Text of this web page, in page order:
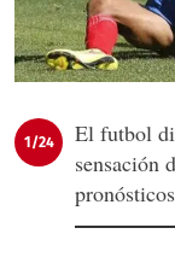
1/24
El futbol
sensación